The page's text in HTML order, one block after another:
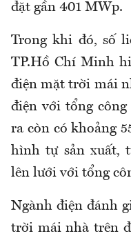
đặt gần 401 MWp.
Trong khi đó, số
TP.Hồ Chí Minh
điện mặt trời mái
điện với tổng
ra còn có khoảng
hình tự sản xuất,
lên lưới với tổng
Ngành điện đánh
trời mái nhà trên